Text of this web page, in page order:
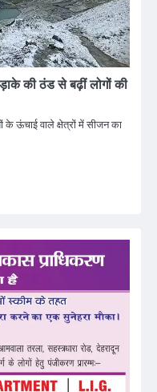
की ठंड से बढ़ीं लोगों की
के ऊंचाई वाले क्षेत्रों में सीजन का